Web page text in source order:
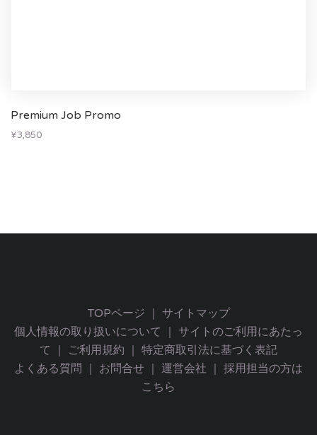
Premium Job Promo
¥3,850
TOPページ ｜ サイトマップ
個人情報の取り扱いについて ｜ サイトのご利用にあたっ
て ｜ ご利用規約 ｜ 特定商取引法に基づく表記
よくある質問 ｜ お問合せ ｜ 運営会社 ｜ 採用担当の方は
こちら